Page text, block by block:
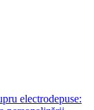
electrodepuse: